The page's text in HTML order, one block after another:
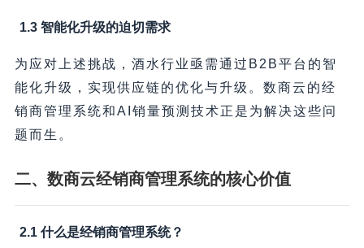
1.3 智能化升级的迫切需求
为应对上述挑战，酒水行业亟需通过B2B平台的智
能化升级，实现供应链的优化与升级。数商云的经
销商管理系统和AI销量预测技术正是为解决这些问
题而生。
二、数商云经销商管理系统的核心价值
2.1 什么是经销商管理系统？